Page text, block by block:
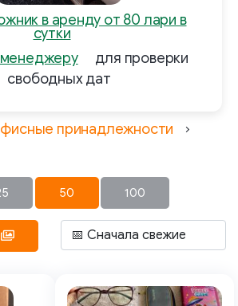
в аренду от 80 лари в
сутки
менеджеру
для проверки
свободных дат
принадлежности
50 100